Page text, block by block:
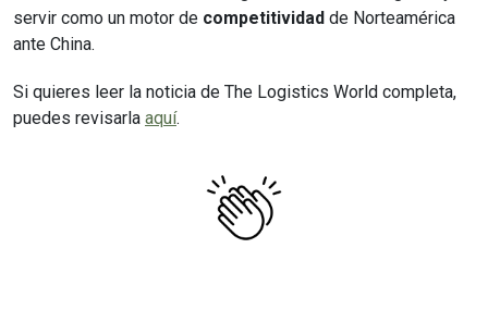
servir como un motor de competitividad de Norteamérica
ante China.
Si quieres leer la noticia de The Logistics World completa,
puedes revisarla aquí.